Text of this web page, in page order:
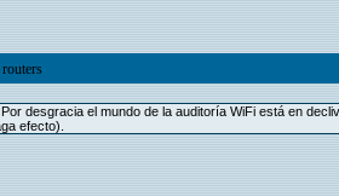
routers
desgracia el mundo de la auditoría WiFi está en
efecto).